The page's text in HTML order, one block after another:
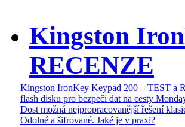
Kingston
RECENZE
Kingston IronKey Keypad 200 – TEST a
flash disku pro bezpečí dat na cesty
Dost možná nejpropracovanější řešení
Odolné a šifrované. Jaké je v praxi?